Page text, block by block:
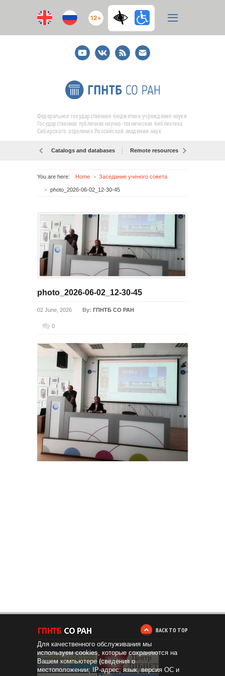
12+
YoutubeВКонтакте
RSS
E-
mail
подписка
Федеральное государственное бюджетное учреждение науки
Государственная публичная научно-техническая библиотека
Сибирского отделения Российской академии наук
Catalogs and databases Remote resources
You are here: Home Заседание ученого совета
photo_2026-06-02_12-30-45
photo_2026-06-02_12-30-45
02 June, 2026 By: ГПНТБ СО РАН
0
BACK TO TOP
Для качественного обслуживания мы
используем cookies, которые сохраняются на
Вашем компьютере (сведения о
местоположении; IP-адрес; язык, версия ОС и